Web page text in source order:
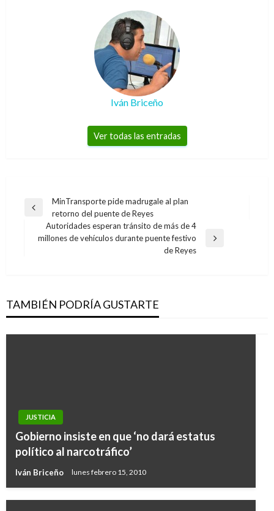
Iván Briceño
Ver todas las entradas
Navegación
entradas
Entrada
anterior
MinTransporte pide madrugale al plan
retorno del puente de Reyes
Entrada
Autoridades esperan tránsito de más de 4
millones de vehículos durante puente festivo
de Reyes
TAMBIÉN PODRÍA GUSTARTE
JUSTICIA
Gobierno insiste en que ‘no dará estatus
político al narcotráfico’
Iván Briceño lunes febrero 15, 2010